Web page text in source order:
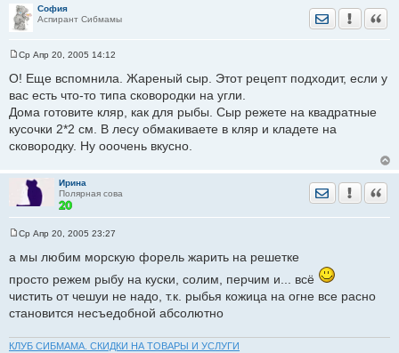
София
Аспирант Сибмамы
Отправить
о
о
б
е
н
е
Ср Апр 20, 2005 14:12
О! Еще вспомнила. Жареный сыр. Этот рецепт подходит, если у
вас есть что-то типа сковородки на угли.
Дома готовите кляр, как для рыбы. Сыр режете на квадратные
кусочки 2*2 см. В лесу обмакиваете в кляр и кладете на
сковородку. Ну ооочень вкусно.
Ирина
Полярная сова
Отправить
о
щ
е
и
Ср Апр 20, 2005 23:27
а мы любим морскую форель жарить на решетке
просто режем рыбу на куски, солим, перчим и... всё
чистить от чешуи не надо, т.к. рыбья кожица на огне все расно
становится несъедобной абсолютно
КЛУБ СИБМАМА. СКИДКИ НА ТОВАРЫ И УСЛУГИ